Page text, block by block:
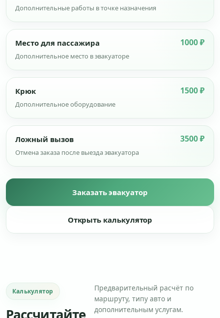
Дополнительные работы в точке назначения
Место для пассажира 1000 ₽
Дополнительное место в эвакуаторе
Крюк 1500 ₽
Дополнительное оборудование
Ложный вызов 3500 ₽
Отмена заказа после выезда эвакуатора
Заказать эвакуатор
Открыть калькулятор
Калькулятор
Предварительный расчёт по
маршруту, типу авто и
дополнительным услугам.